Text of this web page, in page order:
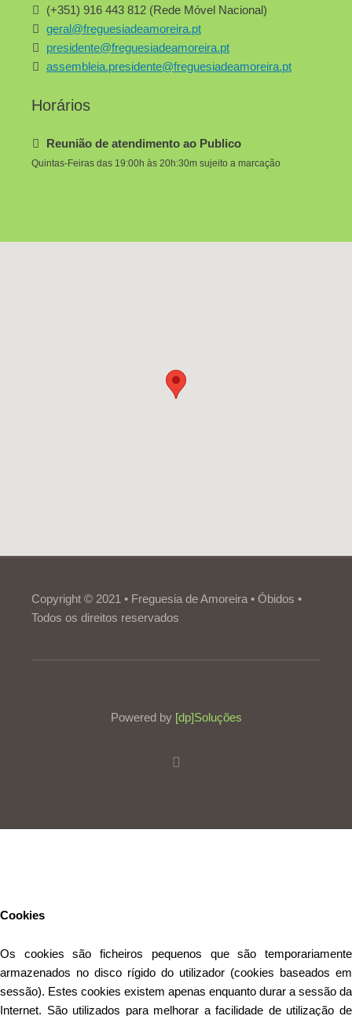
(+351) 916 443 812 (Rede Móvel Nacional)
geral@freguesiadeamoreira.pt
presidente@freguesiadeamoreira.pt
assembleia.presidente@freguesiadeamoreira.pt
Horários
Reunião de atendimento ao Publico
Quintas-Feiras das 19:00h às 20h:30m sujeito a marcação
Copyright © 2021 • Freguesia de Amoreira • Óbidos •
Todos os direitos reservados
Powered by [dp]Soluções
Cookies
Os cookies são ficheiros pequenos que são temporariamente
armazenados no disco rígido do utilizador (cookies baseados em
sessão). Estes cookies existem apenas enquanto durar a sessão da
Internet. São utilizados para melhorar a facilidade de utilização de